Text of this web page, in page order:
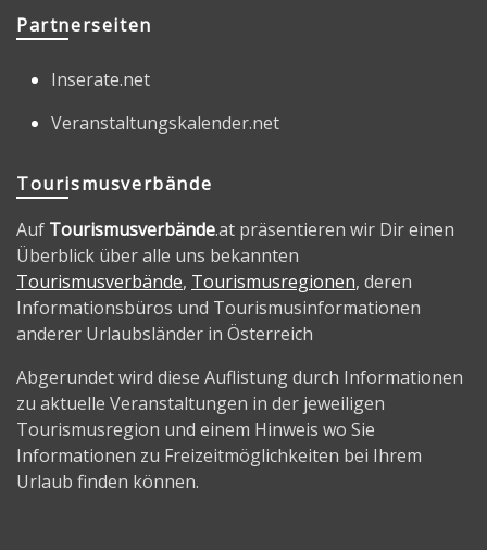
Partnerseiten
Inserate.net
Veranstaltungskalender.net
Tourismusverbände
Auf Tourismusverbände.at präsentieren wir Dir einen
Überblick über alle uns bekannten
Tourismusverbände, Tourismusregionen, deren
Informationsbüros und Tourismusinformationen
anderer Urlaubsländer in Österreich
Abgerundet wird diese Auflistung durch Informationen
zu aktuelle Veranstaltungen in der jeweiligen
Tourismusregion und einem Hinweis wo Sie
Informationen zu Freizeitmöglichkeiten bei Ihrem
Urlaub finden können.